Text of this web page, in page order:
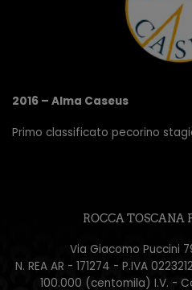
2016 – Alma Caseus
Primo classificato pecorino
ROCCA TOSCANA
Via Giacomo Puccini
N. REA AR - 171274 - P.IVA
100.000 (centomila) I.V. -